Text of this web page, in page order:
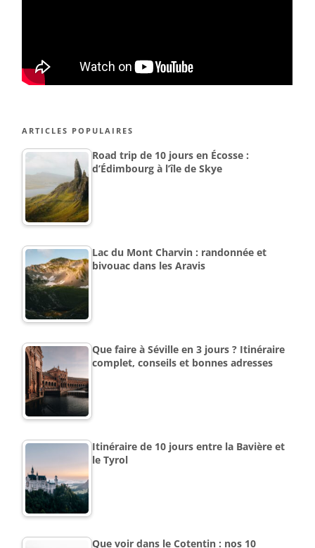
ARTICLES POPULAIRES
Road trip de 10 jours en Écosse :
d’Édimbourg à l’île de Skye
Lac du Mont Charvin : randonnée et
bivouac dans les Aravis
Que faire à Séville en 3 jours ? Itinéraire
complet, conseils et bonnes adresses
Itinéraire de 10 jours entre la Bavière et
le Tyrol
Que voir dans le Cotentin : nos 10